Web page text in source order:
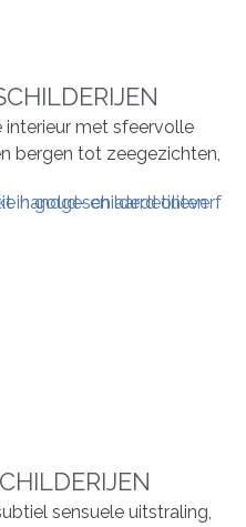
interieur met sfeervolle
bergen tot zeegezichten,
sensuele uitstraling,